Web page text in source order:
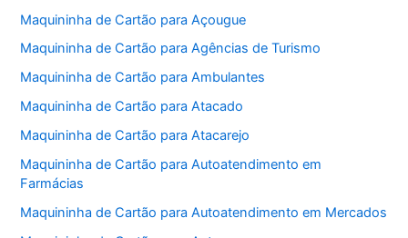
Maquininha de Cartão para Açougue
Maquininha de Cartão para Agências de Turismo
Maquininha de Cartão para Ambulantes
Maquininha de Cartão para Atacado
Maquininha de Cartão para Atacarejo
Maquininha de Cartão para Autoatendimento em
Farmácias
Maquininha de Cartão para Autoatendimento em Mercados